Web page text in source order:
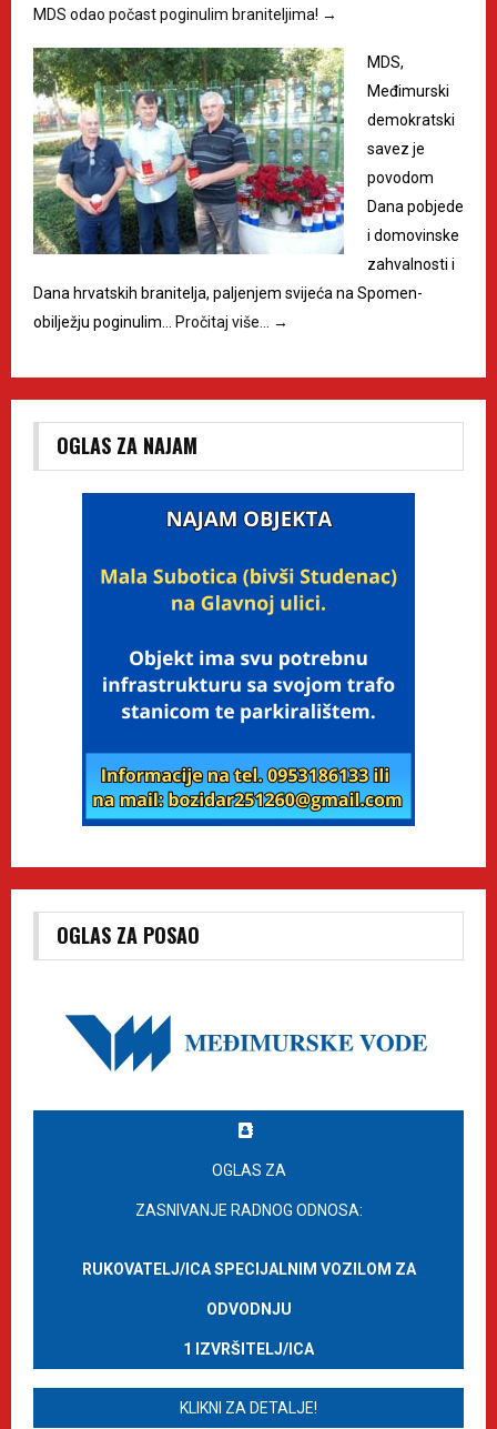
MDS odao počast poginulim braniteljima! →
MDS,
Međimurski
demokratski
savez je
povodom
Dana pobjede
i domovinske
zahvalnosti i
Dana hrvatskih branitelja, paljenjem svijeća na Spomen-
obilježju poginulim…
Pročitaj više… →
OGLAS ZA NAJAM
OGLAS ZA POSAO
OGLAS ZA
ZASNIVANJE RADNOG ODNOSA:
RUKOVATELJ/ICA SPECIJALNIM VOZILOM ZA
ODVODNJU
1 IZVRŠITELJ/ICA
KLIKNI ZA DETALJE!